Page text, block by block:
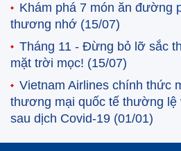
Khám phá 7 món ăn đường
thương nhớ (15/07)
Tháng 11 - Đừng bỏ lỡ sắc
mặt trời mọc! (15/07)
Vietnam Airlines chính thức
thương mại quốc tế thường lệ
sau dịch Covid-19 (01/01)